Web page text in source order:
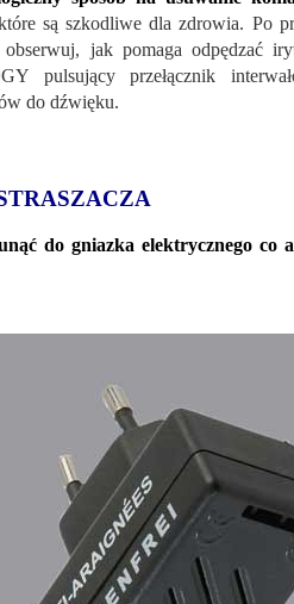
są szkodliwe dla zdrowia. Po
jak pomaga odpędzać
pulsujący przełącznik
do dźwięku.
do gniazka elektrycznego co